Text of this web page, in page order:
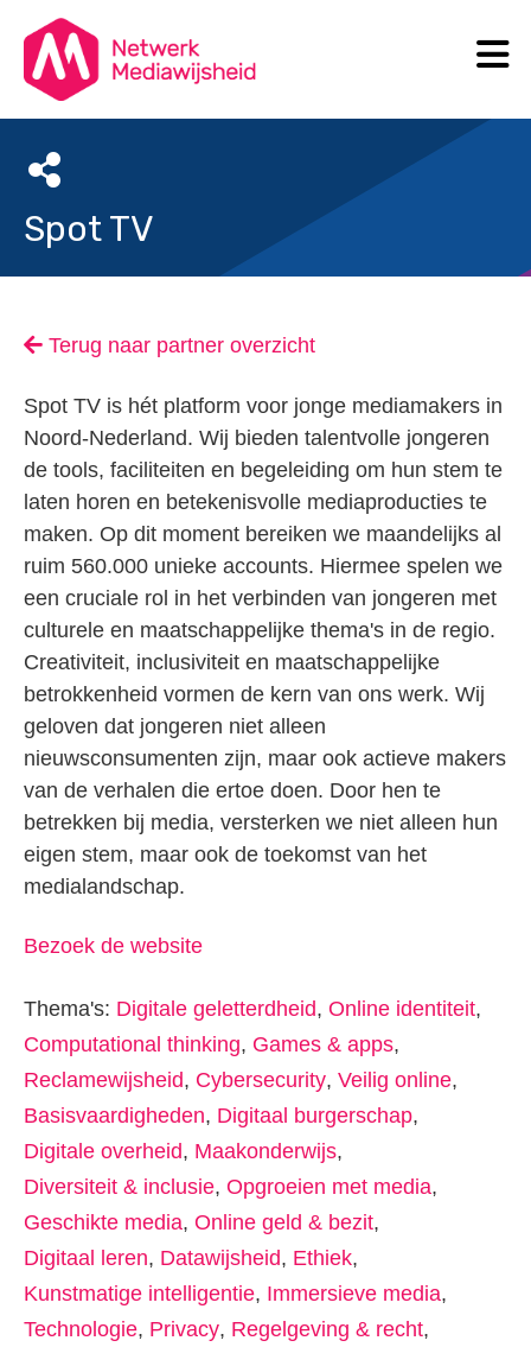
Spot TV
Terug naar partner overzicht
Spot TV is hét platform voor jonge mediamakers in
Noord-Nederland. Wij bieden talentvolle jongeren
de tools, faciliteiten en begeleiding om hun stem te
laten horen en betekenisvolle mediaproducties te
maken. Op dit moment bereiken we maandelijks al
ruim 560.000 unieke accounts. Hiermee spelen we
een cruciale rol in het verbinden van jongeren met
culturele en maatschappelijke thema's in de regio.
Creativiteit, inclusiviteit en maatschappelijke
betrokkenheid vormen de kern van ons werk. Wij
geloven dat jongeren niet alleen
nieuwsconsumenten zijn, maar ook actieve makers
van de verhalen die ertoe doen. Door hen te
betrekken bij media, versterken we niet alleen hun
eigen stem, maar ook de toekomst van het
medialandschap.
Bezoek de website
Thema's: Digitale geletterdheid, Online identiteit,
Computational thinking, Games & apps,
Reclamewijsheid, Cybersecurity, Veilig online,
Basisvaardigheden, Digitaal burgerschap,
Digitale overheid, Maakonderwijs,
Diversiteit & inclusie, Opgroeien met media,
Geschikte media, Online geld & bezit,
Digitaal leren, Datawijsheid, Ethiek,
Kunstmatige intelligentie, Immersieve media,
Technologie, Privacy, Regelgeving & recht,